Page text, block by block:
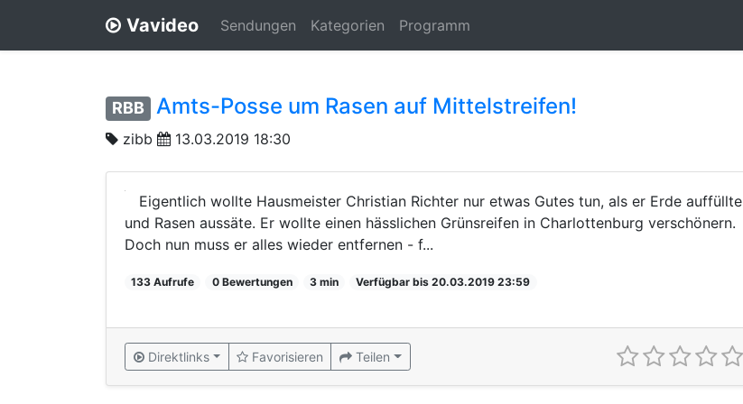
Vavideo Sendungen Kategorien Programm
RBB Amts-Posse um Rasen auf Mittelstreifen!
zibb 13.03.2019 18:30
Eigentlich wollte Hausmeister Christian Richter nur etwas Gutes tun, als er Erde auffüllte
und Rasen aussäte. Er wollte einen hässlichen Grünsreifen in Charlottenburg verschönern.
Doch nun muss er alles wieder entfernen - f...
133 Aufrufe 0 Bewertungen 3 min Verfügbar bis 20.03.2019 23:59
Direktlinks Favorisieren Teilen